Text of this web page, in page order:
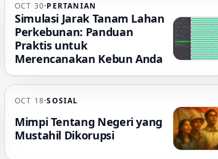
OCT 30·PERTANIAN
Simulasi Jarak Tanam Lahan
Perkebunan: Panduan
Praktis untuk
Merencanakan Kebun Anda
OCT 18·SOSIAL
Mimpi Tentang Negeri yang
Mustahil Dikorupsi